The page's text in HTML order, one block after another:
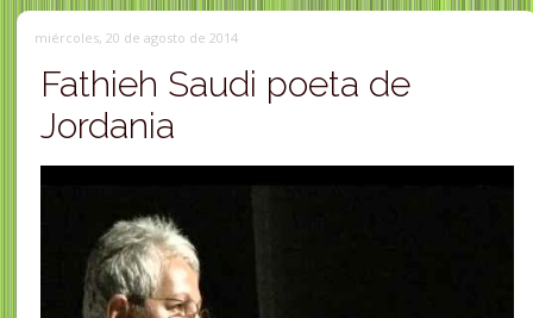
miércoles, 20 de agosto de 2014
Fathieh Saudi poeta de
Jordania